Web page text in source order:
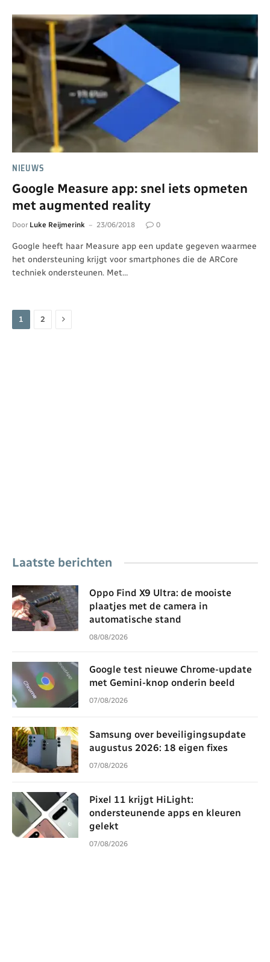
NIEUWS
Google Measure app: snel iets opmeten
met augmented reality
Door Luke Reijmerink 23/06/2018 0
Google heeft haar Measure app een update gegeven waarmee
het ondersteuning krijgt voor smartphones die de ARCore
techniek ondersteunen. Met…
1 2 Volgende
Laatste berichten
Oppo Find X9 Ultra: de mooiste
plaatjes met de camera in
automatische stand
08/08/2026
Google test nieuwe Chrome-update
met Gemini-knop onderin beeld
07/08/2026
Samsung over beveiligingsupdate
augustus 2026: 18 eigen fixes
07/08/2026
Pixel 11 krijgt HiLight:
ondersteunende apps en kleuren
gelekt
07/08/2026